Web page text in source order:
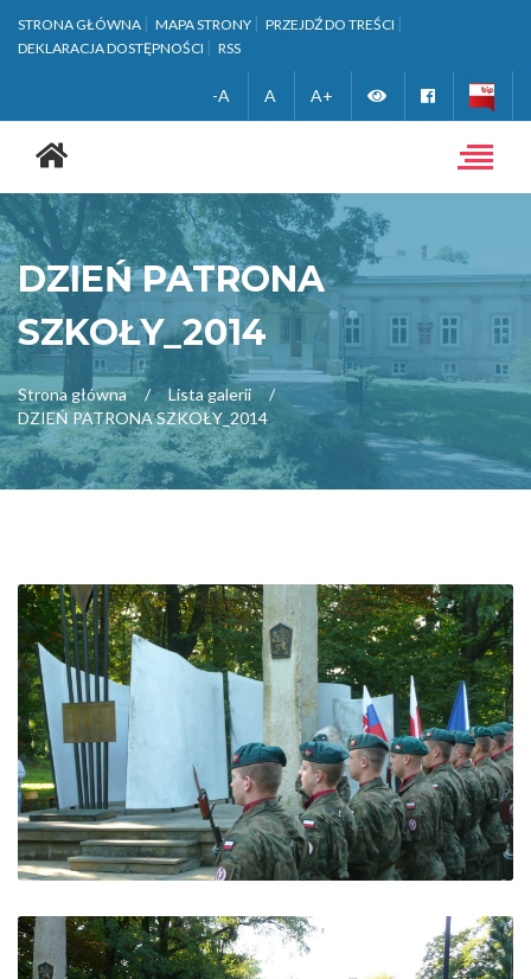
STRONA GŁÓWNA MAPA STRONY
PRZEJDŹ DO TREŚCI
DEKLARACJA DOSTĘPNOŚCI
RSS
-A A A+ Zmień
kontrastową
Facebook
Toggle
główna
DZIEŃ PATRONA
SZKOŁY_2014
Strona główna
Lista galerii
DZIEŃ PATRONA SZKOŁY_2014